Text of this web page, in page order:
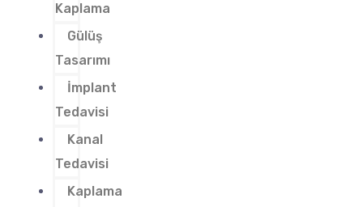
Kaplama
Gülüş
Tasarımı
İmplant
Tedavisi
Kanal
Tedavisi
Kaplama